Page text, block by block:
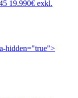
19.990€ exkl.
hidden="true">